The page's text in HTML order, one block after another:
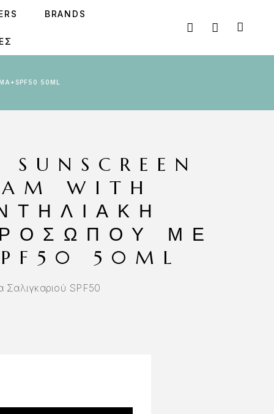
BRANDS
50ML
WITH
ΜΕ
50ML
Σαλιγκαριού SPF50